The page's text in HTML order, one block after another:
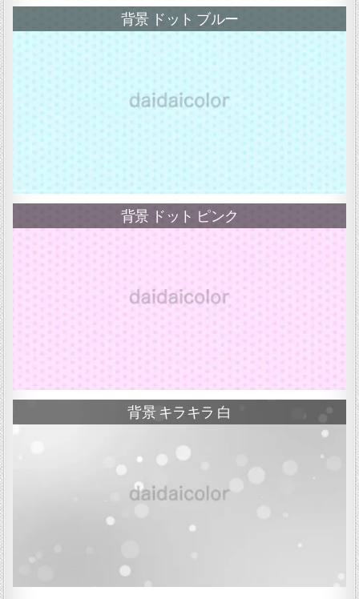
背景 ドット ブルー
背景 ドット ピンク
背景 キラキラ 白